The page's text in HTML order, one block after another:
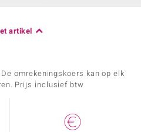
artikel
omrekeningskoers kan op elk
Prijs inclusief btw